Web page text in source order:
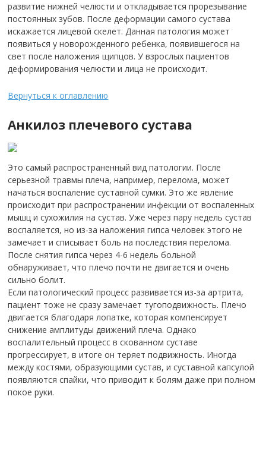
развитие нижней челюсти и откладывается прорезывание
постоянных зубов. После деформации самого сустава
искажается лицевой скелет. Данная патология может
появиться у новорожденного ребенка, появившегося на
свет после наложения щипцов. У взрослых пациентов
деформирования челюсти и лица не происходит.
Вернуться к оглавлению
Анкилоз плечевого сустава
Это самый распространенный вид патологии. После
серьезной травмы плеча, например, перелома, может
начаться воспаление суставной сумки. Это же явление
происходит при распространении инфекции от воспаленных
мышц и сухожилия на сустав. Уже через пару недель сустав
воспаляется, но из-за наложения гипса человек этого не
замечает и списывает боль на последствия перелома.
После снятия гипса через 4-6 недель больной
обнаруживает, что плечо почти не двигается и очень
сильно болит.
Если патологический процесс развивается из-за артрита,
пациент тоже не сразу замечает тугоподвижность. Плечо
двигается благодаря лопатке, которая компенсирует
снижение амплитуды движений плеча. Однако
воспалительный процесс в скованном суставе
прогрессирует, в итоге он теряет подвижность. Иногда
между костями, образующими сустав, и суставной капсулой
появляются спайки, что приводит к болям даже при полном
покое руки.